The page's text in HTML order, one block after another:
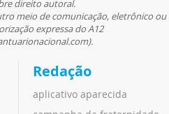
direito autoral.
meio de comunicação, eletrônico ou
expressa do A12
Redação
aplicativo aparecida